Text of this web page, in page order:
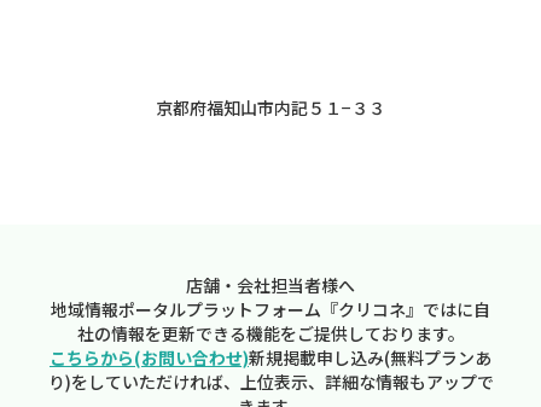
京都府福知山市内記５１−３３
店舗・会社担当者様へ
地域情報ポータルプラットフォーム『クリコネ』ではに自
社の情報を更新できる機能をご提供しております。
こちらから(お問い合わせ)新規掲載申し込み(無料プランあ
り)をしていただければ、上位表示、詳細な情報もアップで